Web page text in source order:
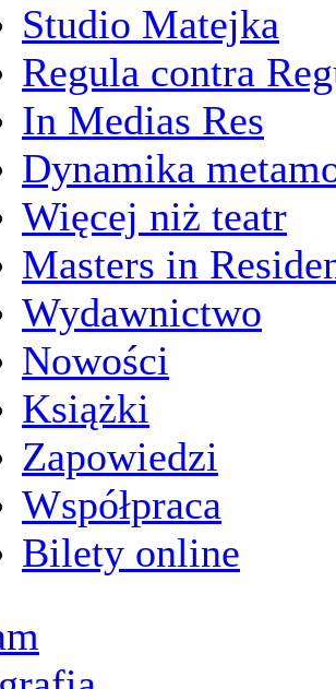
Studio Matejka
Regula contra
In Medias Res
Dynamika
Więcej niż teatr
Masters in
Wydawnictwo
Nowości
Książki
Zapowiedzi
Współpraca
Bilety online